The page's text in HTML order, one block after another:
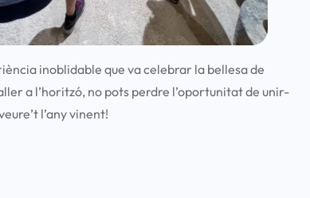
inoblidable que va celebrar la bellesa de
a l’horitzó, no pots perdre l’oportunitat de unir-
l’any vinent!